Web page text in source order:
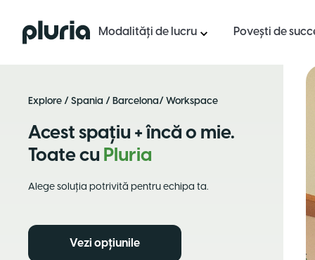
Logo Pluria Modalități de lucru Povești de
Explore / Spania / Barcelona/ Workspace
Acest spațiu + încă o mie.
Toate cu Pluria
Alege soluția potrivită pentru echipa ta.
Vezi opțiunile